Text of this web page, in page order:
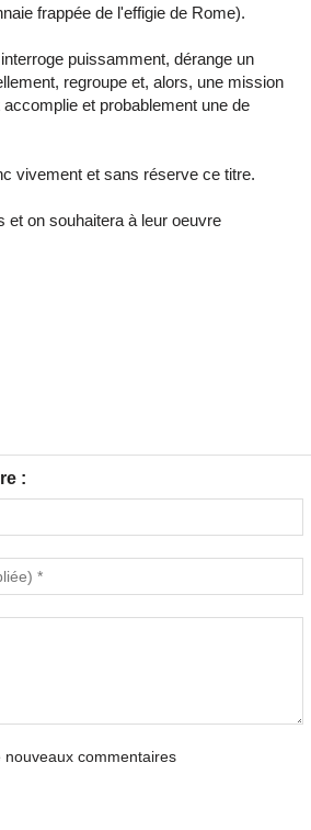
frappée de l'effigie de Rome).
puissamment, dérange un
regroupe et, alors, une mission
et probablement une de
vivement et sans réserve ce titre.
et on souhaitera à leur oeuvre
:
commentaires